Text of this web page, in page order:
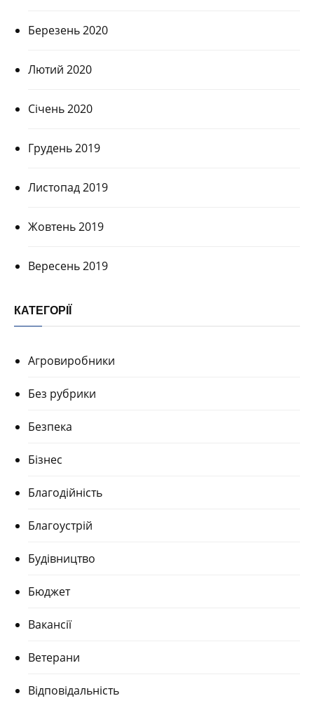
Березень 2020
Лютий 2020
Січень 2020
Грудень 2019
Листопад 2019
Жовтень 2019
Вересень 2019
КАТЕГОРІЇ
Агровиробники
Без рубрики
Безпека
Бізнес
Благодійність
Благоустрій
Будівництво
Бюджет
Вакансії
Ветерани
Відповідальність